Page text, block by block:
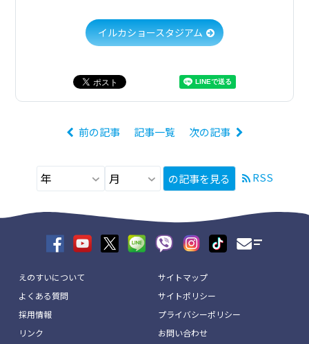
イルカショースタジアム
前の記事 記事一覧 次の記事
の記事を見る RSS
えのすいについて
よくある質問
採用情報
リンク
サイトマップ
サイトポリシー
プライバシーポリシー
お問い合わせ